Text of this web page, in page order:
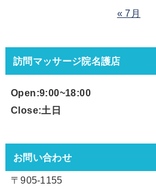
« 7月
訪問マッサージ院名護店
Open:9:00~18:00
Close:土日
お問い合わせ
〒905-1155